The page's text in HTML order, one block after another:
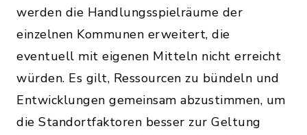
werden die Handlungsspielräume der
einzelnen Kommunen erweitert, die
eventuell mit eigenen Mitteln nicht erreicht
würden. Es gilt, Ressourcen zu bündeln und
Entwicklungen gemeinsam abzustimmen, um
die Standortfaktoren besser zur Geltung